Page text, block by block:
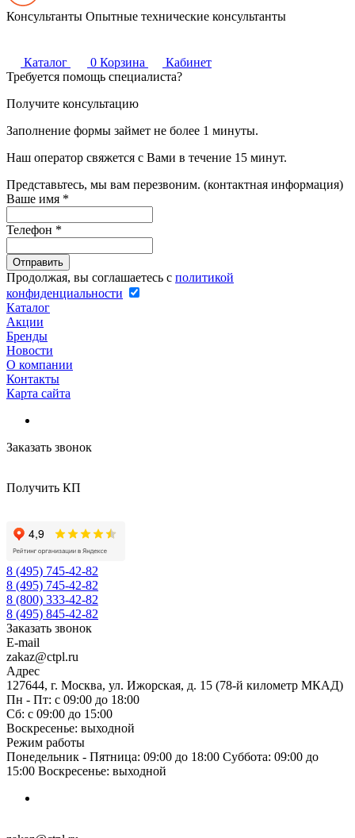
Консультанты Опытные технические консультанты
Каталог 0 Корзина
Кабинет
Требуется помощь специалиста?
Получите консультацию
Заполнение формы займет не более 1 минуты.
Наш оператор свяжется с Вами в течение 15 минут.
Представьтесь, мы вам перезвоним. (контактная информация)
Ваше имя *
Телефон *
Продолжая, вы соглашаетесь с политикой
конфиденциальности
Каталог
Акции
Бренды
Новости
О компании
Контакты
Карта сайта
Заказать звонок
Получить КП
8 (495) 745-42-82
8 (495) 745-42-82
8 (800) 333-42-82
8 (495) 845-42-82
Заказать звонок
E-mail
zakaz@ctpl.ru
Адрес
127644, г. Москва, ул. Ижорская, д. 15 (78-й километр МКАД)
Пн - Пт: с 09:00 до 18:00
Сб: с 09:00 до 15:00
Воскресенье: выходной
Режим работы
Понедельник - Пятница: 09:00 до 18:00 Суббота: 09:00 до
15:00 Воскресенье: выходной